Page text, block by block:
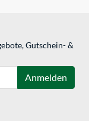
Gutschein- &
Anmelden